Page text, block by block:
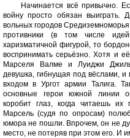
Начинается всё привычно.
войну просто обязан выиграть.
вольных городов
противники (в том числе
харизматичной фигурой, то
воспринимать серьёзно. Хотя и
Марселя Валме и Луиджи
девушка, гибнущая под вёслами, и
входом в Ургот армии Талига.
основные герои южной линии
коробит глаз, когда читаешь их
Марсель (судя по опросам)
юмора не пошли. Впрочем, он не
место, не потеряв при этом его. И